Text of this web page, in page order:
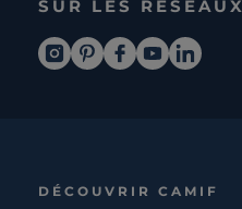
SUR LES RÉSEAUX
DÉCOUVRIR CAMIF